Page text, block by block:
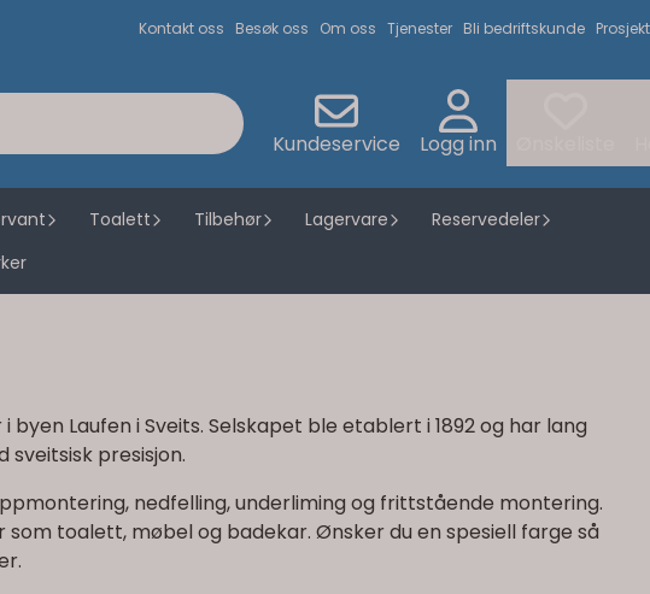
Kontakt oss Besøk oss Om oss Tjenester Bli bedriftskunde Prosjekt
Kundeservice Logg inn
Toalett Tilbehør Lagervare
Reservedeler
Laufen i Sveits. Selskapet ble etablert i 1892 og har lang
presisjon.
nedfelling, underliming og frittstående montering.
toalett, møbel og badekar. Ønsker du en spesiell farge så